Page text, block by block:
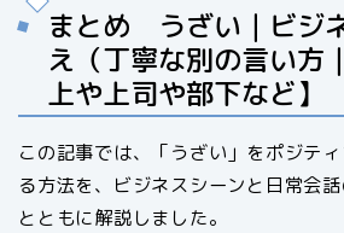
まとめ うざい｜ビジ
え（丁寧な別の言い方
上や上司や部下など】
この記事では、「うざい」をポジテ
る方法を、ビジネスシーンと日常会
とともに解説しました。